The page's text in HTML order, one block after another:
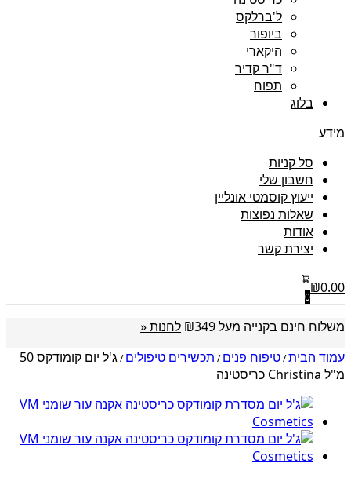
ל'ברלקס
ביופור
היקארי
ד"ר קדיר
תפוח
בלוג
מידע
סל קניות
חשבון שלי
ייעוץ קוסמטי אונליין
שאלות נפוצות
אודות
יצירת קשר
₪0.00
0
משלוח חינם בקנייה מעל ₪349
לחנות «
עמוד הבית/טיפוח פנים/ תכשירים טיפולים/
ג'ל יום קומודקס 50
מ"ל Christina כריסטינה